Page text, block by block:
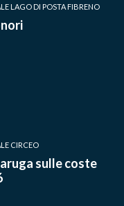
LAGO DI POSTA FIBRENO
CIRCEO
sulle coste